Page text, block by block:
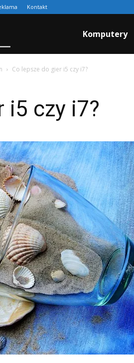
Kontakt
Komputery
Co lepsze do gier i5 czy i7?
i5 czy i7?